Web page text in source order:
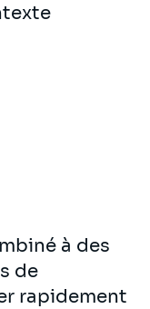
à des
de
rapidement